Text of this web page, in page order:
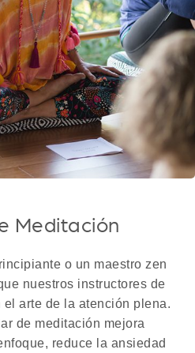
Meditación
o un maestro zen
nuestros instructores de
arte de la atención plena.
de meditación mejora
reduce la ansiedad